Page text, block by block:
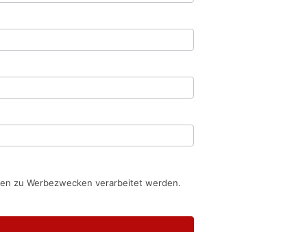
zu Werbezwecken verarbeitet werden.